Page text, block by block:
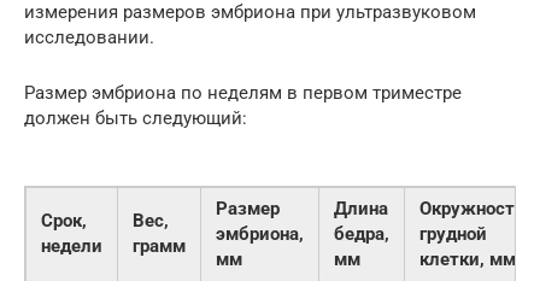
измерения размеров эмбриона при ультразвуковом
исследовании.
Размер эмбриона по неделям в первом триместре
должен быть следующий:
Срок,
недели
Вес,
грамм
Размер
эмбриона,
мм
Длина
бедра,
мм
Окружность
грудной
клетки, мм